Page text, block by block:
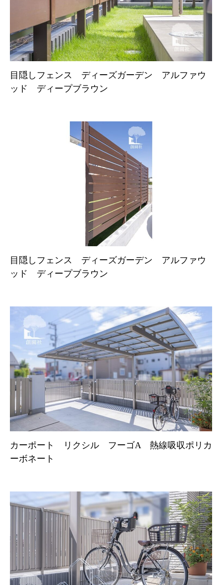
目隠しフェンス ディーズガーデン アルファウ
ッド ディープブラウン
目隠しフェンス ディーズガーデン アルファウ
ッド ディープブラウン
カーポート リクシル フーゴA 熱線吸収ポリカ
ーボネート